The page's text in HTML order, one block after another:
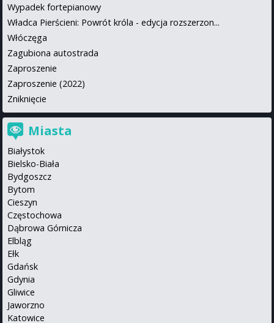
Wypadek fortepianowy
Władca Pierścieni: Powrót króla - edycja rozszerzon...
Włóczęga
Zagubiona autostrada
Zaproszenie
Zaproszenie (2022)
Zniknięcie
Miasta
Białystok
Bielsko-Biała
Bydgoszcz
Bytom
Cieszyn
Częstochowa
Dąbrowa Górnicza
Elbląg
Ełk
Gdańsk
Gdynia
Gliwice
Jaworzno
Katowice